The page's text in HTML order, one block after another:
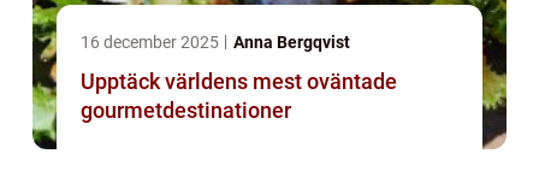
16 december 2025 Anna Bergqvist
Upptäck världens mest oväntade
gourmetdestinationer